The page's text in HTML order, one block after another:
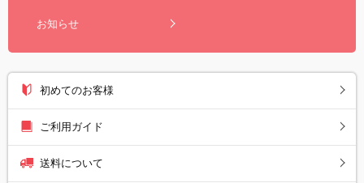
お知らせ
初めてのお客様
ご利用ガイド
送料について